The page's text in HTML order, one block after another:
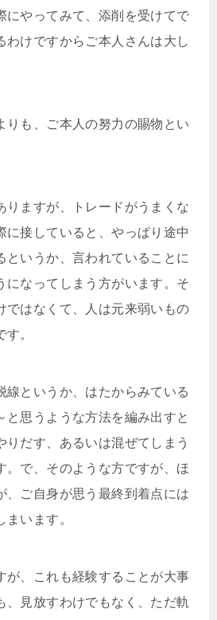
にやってみて、添削を受けてで
わけですからご本人さんは大し
りも、ご本人の努力の賜物とい
りますが、トレードがうまくな
に接していると、やっぱり途中
というか、言われていることに
になってしまう方がいます。そ
ではなくて、人は元来弱いもの
。
線というか、はたからみている
と思うような方法を編み出すと
りだす、あるいは混ぜてしまう
。で、そのような方ですが、ほ
、ご自身が思う最終到着点には
います。
が、これも経験することが大事
、見放すわけでもなく、ただ軌